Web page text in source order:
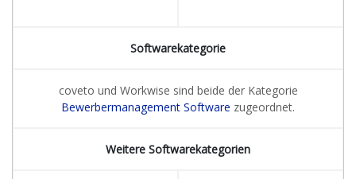
Softwarekategorie
coveto und Workwise sind beide der Kategorie
Bewerbermanagement Software zugeordnet.
Weitere Softwarekategorien